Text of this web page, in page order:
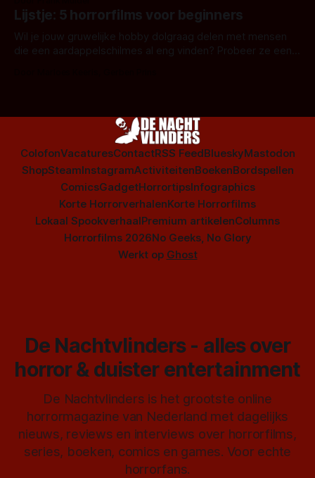
Amsterdamned of The Johnsons. Maar Nederlandse horror
is niet beperkt tot films. Hier een aantal Nederlandse tv-
series uit het duistere of horrorgenre. Als
Lijstje: 5 horrorfilms voor beginners
Wil je jouw gruwelijke hobby dolgraag delen met mensen
die een aardappelschilmes al eng vinden? Probeer ze eens
ColofonVacaturesContactRSS FeedBlueskyMastodon
ShopSteamInstagramActiviteitenBoekenBordspellen
ComicsGadgetHorrortipsInfographics
Korte HorrorverhalenKorte Horrorfilms
Lokaal SpookverhaalPremium artikelenColumns
Horrorfilms 2026No Geeks, No Glory
Werkt op Ghost
De Nachtvlinders - alles over
horror & duister entertainment
De Nachtvlinders is het grootste online
horrormagazine van Nederland met dagelijks
nieuws, reviews en interviews over horrorfilms,
series, boeken, comics en games. Voor echte
horrorfans.